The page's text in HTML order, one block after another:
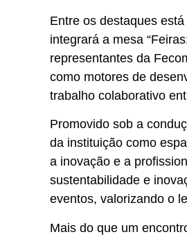
Entre os destaques
integrará a mesa
representantes da
como motores de
trabalho colaborativo
Promovido sob a
da instituição como
a inovação e a
sustentabilidade e
eventos, valorizando o
Mais do que um